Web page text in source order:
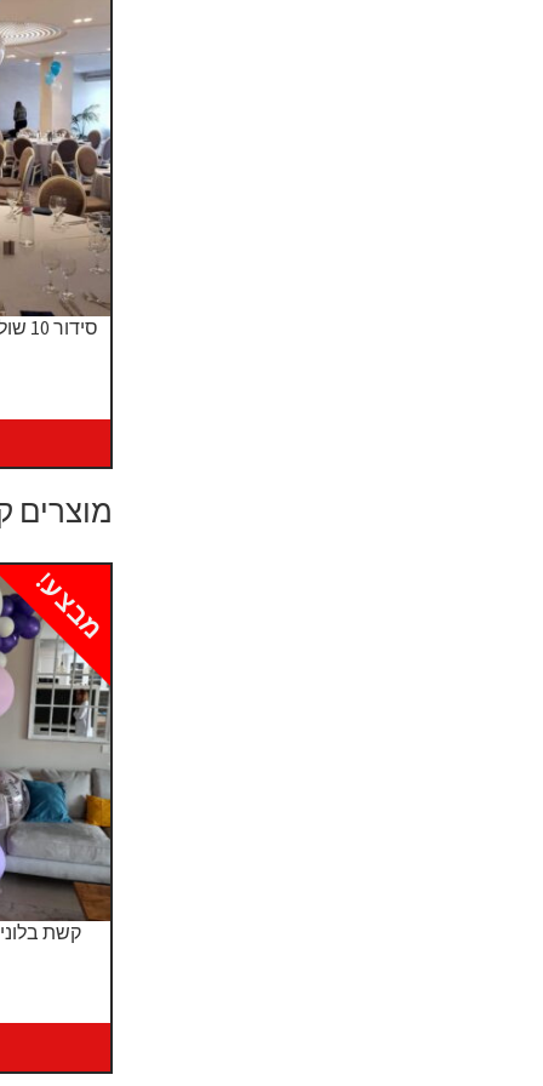
סידור 10 שולחנות זר 3 בלוני הליום מדורגים
מוצרים
קשת
מבצע!